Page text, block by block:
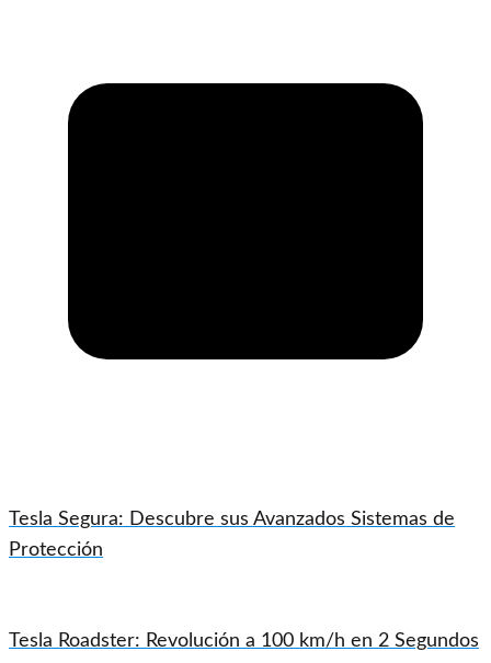
Tesla Segura: Descubre sus Avanzados Sistemas de
Protección
Tesla Roadster: Revolución a 100 km/h en 2 Segundos